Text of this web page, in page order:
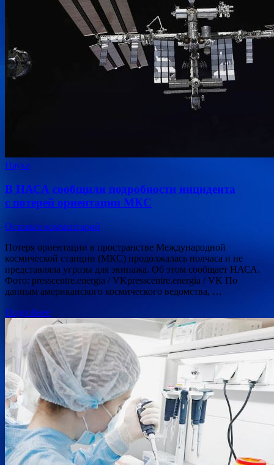
Наука
В НАСА сообщили подробности инцидента
с потерей ориентации МКС
Оставьте комментарий
Потеря ориентации в пространстве Международной
космической станции (МКС) продолжалась полчаса и не
представляла угрозы для экипажа. Об этом сообщает НАСА.
Фото: presscentre.energia / VKpresscentre.energia / VK По
данным американского космического ведомства, …
Подробнее